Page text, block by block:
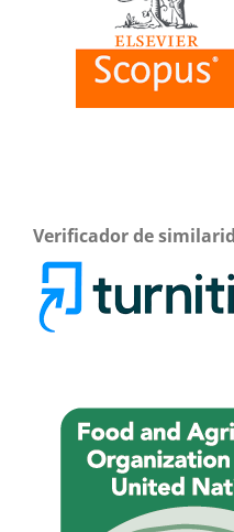
Verificador de